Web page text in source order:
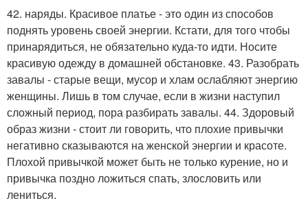
42. наряды. Красивое платье - это один из способов
поднять уровень своей энергии. Кстати, для того чтобы
принарядиться, не обязательно куда-то идти. Носите
красивую одежду в домашней обстановке. 43. Разобрать
завалы - старые вещи, мусор и хлам ослабляют энергию
женщины. Лишь в том случае, если в жизни наступил
сложный период, пора разбирать завалы. 44. Здоровый
образ жизни - стоит ли говорить, что плохие привычки
негативно сказываются на женской энергии и красоте.
Плохой привычкой может быть не только курение, но и
привычка поздно ложиться спать, злословить или
лениться.